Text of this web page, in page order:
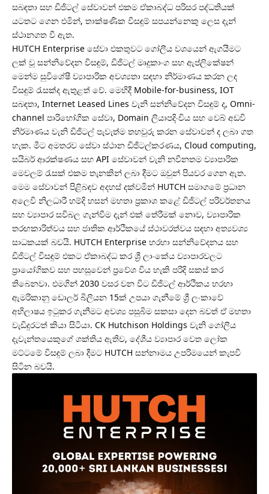
සබඳතා සහ ඩිජිටල් සේවාවන් එකම ඒකාබද්ධ පරිසර පද්ධතියක්
යටතට ගෙන එමින්, තාක්ෂණික විසඳුම් සපයන්නෙකු ලෙස දැන්
ස්ථානගත වී ඇත.
HUTCH Enterprise සේවා එකතුවට ගෝලීය වශයෙන් ඇගයීමට
ලක් වූ සන්නිවේදන විසඳුම්, ඩිජිටල් මෘදුකාංග සහ ඇප්ලිකේෂන්
මෙන්ම සුවිශේෂී ව්‍යාපාරික අවශ්‍යතා සඳහා නිර්මාණය කරන ලද
විසඳුම් රැසක්ද ඇතුළත් වේ. මෙහිදී Mobile-for-business, IOT
සබඳතා, Internet Leased Lines වැනි සන්නිවේදන විසඳුම් ද, Omni-
channel පාරිභෝගික සේවා, Domain ලියාපදිංචිය සහ වෙබ් අඩවි
නිර්මාණය වැනි ඩිජිටල් පැවැත්ම තහවුරු කරන සේවාවන් ද ලබා ගත
හැක. මීට අමතරව සේවා ස්ථාන ඩිජිටල්කරණය, Cloud computing,
සයිබර් ආරක්ෂණය සහ API සේවාවන් වැනි නවීනතම ව්‍යාපාරික
මෙවලම් රැසක් එකම තැනකින් ලබා දීමට ඔවුන් පියවර ගෙන ඇත.
මෙම සේවාවන් පිළිබඳව අදහස් දක්වමින් HUTCH සමාගමේ ප්‍රධාන
අලෙවි නිලධාරී හම්දි හසන් මහතා ප්‍රකාශ කළේ ඩිජිටල් පරිවර්තනය
සහ ව්‍යාපාර සවිබල ගැන්වීම දැන් එක් තේරීමක් නොව, ව්‍යාපාරික
තරඟකාරිත්වය සහ ජාතික ආර්ථිකයේ ස්ථාවරත්වය සඳහා අත්‍යවශ්‍ය
සාධකයක් බවයි. HUTCH Enterprise හරහා සන්නිවේදනය සහ
ඩිජිටල් විසඳුම් එකට ඒකාබද්ධ කර ශ්‍රී ලාංකේය ව්‍යාපාරවලට
ප්‍රායෝගිකව සහ පහසුවෙන් ප්‍රවේශ විය හැකි පරිදි සකස් කර
තිබෙනවා. එමගින් 2030 වසර වන විට ඩිජිටල් ආර්ථිකය හරහා
ඇමරිකානු ඩොලර් බිලියන 15ක් උපයා ගැනීමේ ශ්‍රී ලංකාවේ
අභිලාෂය ඉටුකර ගැනීමට අවශ්‍ය පසුබිම සකසා දෙන බවත් ඒ මහතා
වැඩිදුරටත් කියා සිටියා. CK Hutchison Holdings වැනි ගෝලීය
දැවැන්තයෙකුගේ ශක්තිය ඇතිව, දේශීය ව්‍යාපාර වෙත ලෝක
මට්ටමේ විසඳුම් ලබා දීමට HUTCH සන්නාමය උපරිමයෙන් කැපවී
සිටින බවයි.